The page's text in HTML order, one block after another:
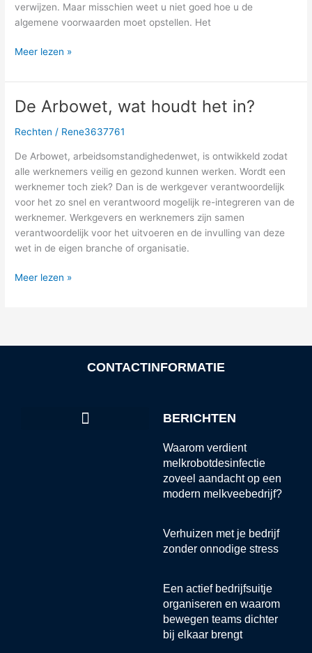
verwijzen. Maar misschien weet u niet goed hoe u de
algemene voorwaarden moet opstellen. Het
Meer lezen »
De Arbowet, wat houdt het in?
Rechten / Rene3637761
De Arbowet, arbeidsomstandighedenwet, is ontwikkeld zodat
alle werknemers veilig en gezond kunnen werken. Wordt een
werknemer toch ziek? Dan is de werkgever verantwoordelijk
voor het zo snel en verantwoord mogelijk re-integreren van de
werknemer. Werkgevers en werknemers zijn samen
verantwoordelijk voor het uitvoeren en de invulling van deze
wet in de eigen branche of organisatie.
De
wat
Meer lezen »
CONTACTINFORMATIE
BERICHTEN
Waarom verdient
melkrobotdesinfectie
zoveel aandacht op een
modern melkveebedrijf?
Verhuizen met je bedrijf
zonder onnodige stress
Een actief bedrijfsuitje
organiseren en waarom
bewegen teams dichter
bij elkaar brengt